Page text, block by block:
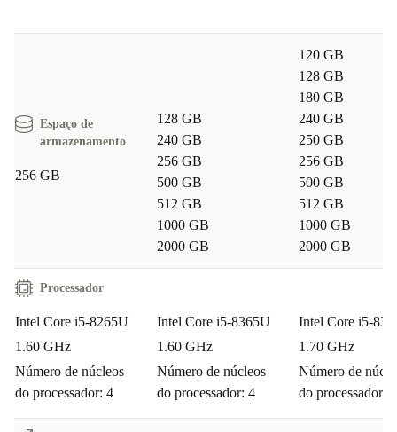
Espaço de
armazenamento
256 GB
128 GB
240 GB
256 GB
500 GB
512 GB
1000 GB
2000 GB
120 GB
128 GB
180 GB
240 GB
250 GB
256 GB
500 GB
512 GB
1000 GB
2000 GB
Processador
Intel Core i5-8265U
1.60 GHz
Número de núcleos
do processador: 4
Intel Core i5-8365U
1.60 GHz
Número de núcleos
do processador: 4
Intel Core i5-
1.70 GHz
Número de
do processador: 4